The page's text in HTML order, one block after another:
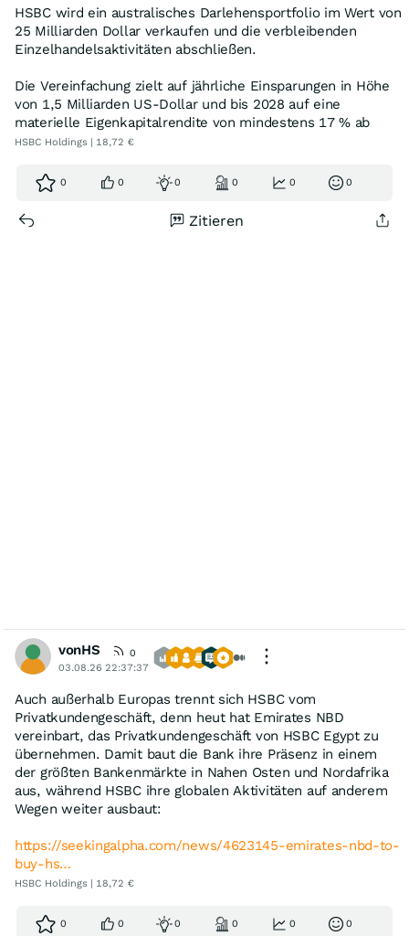
HSBC wird ein australisches Darlehensportfolio im Wert von
25 Milliarden Dollar verkaufen und die verbleibenden
Einzelhandelsaktivitäten abschließen.
Die Vereinfachung zielt auf jährliche Einsparungen in Höhe
von 1,5 Milliarden US-Dollar und bis 2028 auf eine
materielle Eigenkapitalrendite von mindestens 17 % ab
HSBC Holdings | 18,72 €
0 0 0 0 0 0
Zitieren
vonHS
0
03.08.26 22:37:37
Auch außerhalb Europas trennt sich HSBC vom
Privatkundengeschäft, denn heut hat Emirates NBD
vereinbart, das Privatkundengeschäft von HSBC Egypt zu
übernehmen. Damit baut die Bank ihre Präsenz in einem
der größten Bankenmärkte in Nahen Osten und Nordafrika
aus, während HSBC ihre globalen Aktivitäten auf anderem
Wegen weiter ausbaut:
https://seekingalpha.com/news/4623145-emirates-nbd-to-
buy-hs…
HSBC Holdings | 18,72 €
0 0 0 0 0 0